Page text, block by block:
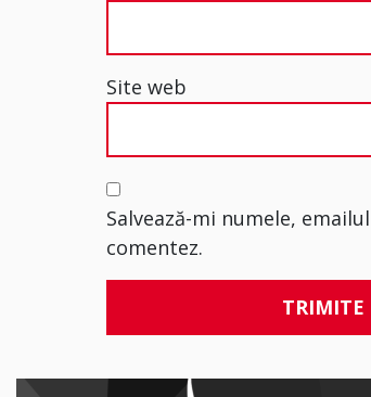
Site web
Salvează-mi numele,
comentez.